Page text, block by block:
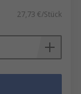
27,73 €/Stück